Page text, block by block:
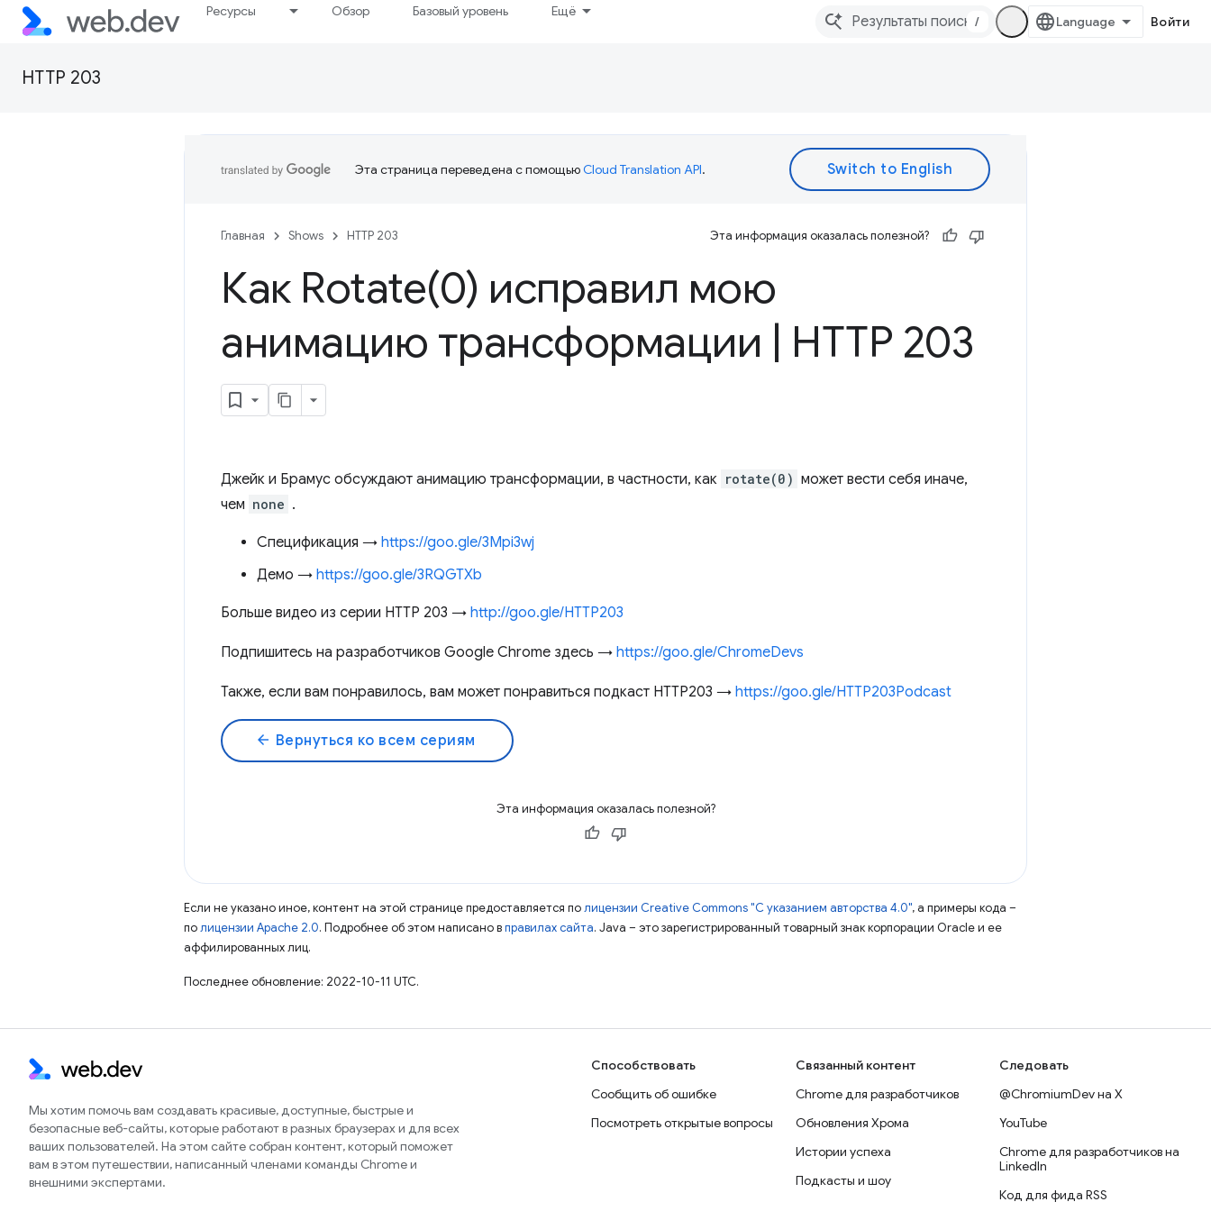
Ресурсы Обзор Базовый уровень Ещё
/ Войти
HTTP 203
Эта страница переведена с помощьюCloud Translation API.
Главная Shows HTTP 203 Эта информация оказалась полезной?
Как Rotate(0) исправил мою
анимацию трансформации
HTTP 203
Джейк и Брамус обсуждают анимацию трансформации, в частности, как rotate(0) может вести себя иначе,
чем none .
Спецификация → https://goo.gle/3Mpi3wj
Демо → https://goo.gle/3RQGTXb
Больше видео из серии HTTP 203 → http://goo.gle/HTTP203
Подпишитесь на разработчиков Google Chrome здесь → https://goo.gle/ChromeDevs
Также, если вам понравилось, вам может понравиться подкаст HTTP203 → https://goo.gle/HTTP203Podcast
arrow_back Вернуться ко всем сериям
Эта информация оказалась полезной?
Если не указано иное, контент на этой странице предоставляется полицензии Creative Commons "С указанием авторства 4.0", а примеры кода –
полицензии Apache 2.0. Подробнее об этом написано вправилах сайта. Java – это зарегистрированный товарный знак корпорации Oracle и ее
аффилированных лиц.
Последнее обновление: 2022-10-11 UTC.
Мы хотим помочь вам создавать красивые, доступные, быстрые и
безопасные веб-сайты, которые работают в разных браузерах и для всех
ваших пользователей. На этом сайте собран контент, который поможет
вам в этом путешествии, написанный членами команды Chrome и
внешними экспертами.
Способствовать
Сообщить об ошибке
Посмотреть открытые вопросы
Связанный контент
Chrome для разработчиков
Обновления Хрома
Истории успеха
Подкасты и шоу
Следовать
@ChromiumDev на X
YouTube
Chrome для разработчиков на
LinkedIn
Код для фида RSS